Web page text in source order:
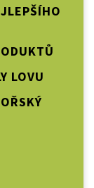
LOVU